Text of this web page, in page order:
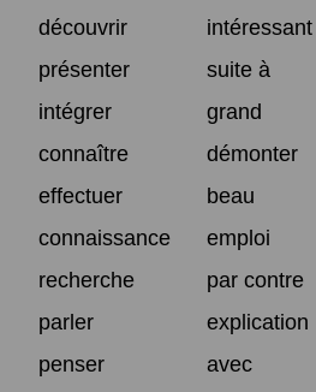
découvrir
intéressant
présenter
suite à
intégrer
grand
connaître
démonter
effectuer
beau
connaissance
emploi
recherche
par contre
parler
explication
penser
avec